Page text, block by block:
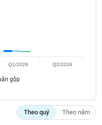
gộp
Q1/2026 Q2/2026
Theo quý Theo năm
liên quan Cổ đông lớn